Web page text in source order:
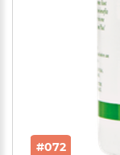
#072